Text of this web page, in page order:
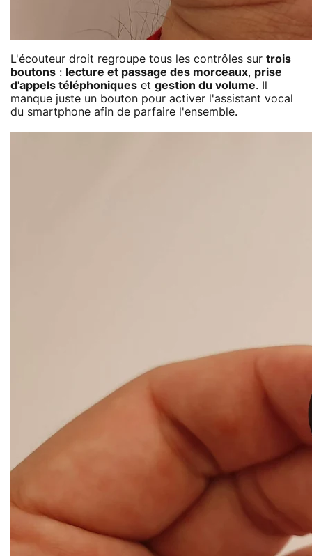
L'écouteur droit regroupe tous les contrôles sur trois
boutons : lecture et passage des morceaux, prise
d'appels téléphoniques et gestion du volume. Il
manque juste un bouton pour activer l'assistant vocal
du smartphone afin de parfaire l'ensemble.